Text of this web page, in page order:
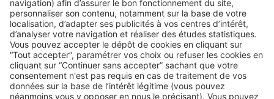
BUSINESS
Boost Social Immo : la solution pour
piloter et amplifier la visibilité de vos
annonces sur les réseaux sociaux